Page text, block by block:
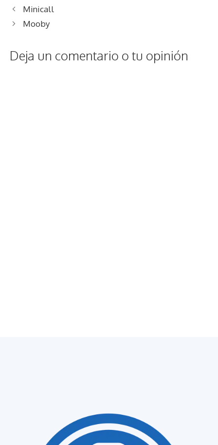
Minicall
Mooby
Deja un comentario o tu opinión